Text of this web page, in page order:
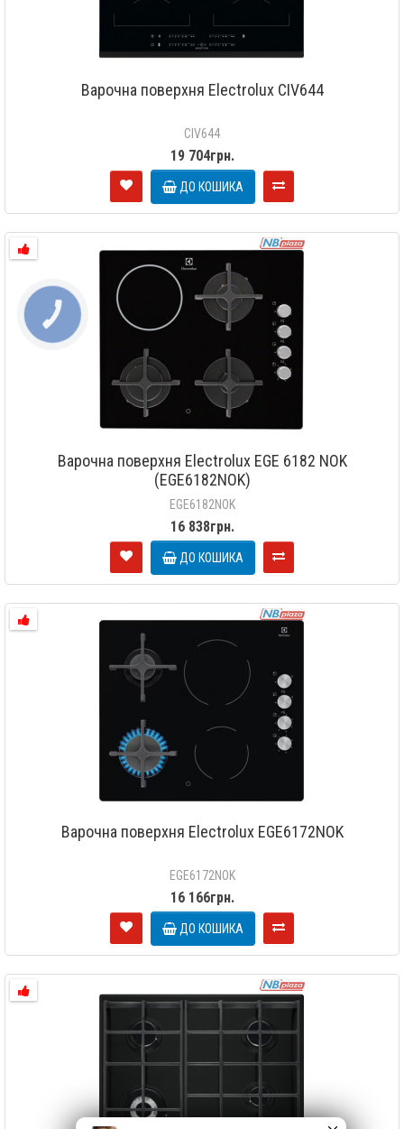
Варочна поверхня Electrolux CIV644
CIV644
19 704грн.
ДО КОШИКА
Варочна поверхня Electrolux EGE 6182 NOK
(EGE6182NOK)
EGE6182NOK
16 838грн.
ДО КОШИКА
Варочна поверхня Electrolux EGE6172NOK
EGE6172NOK
16 166грн.
ДО КОШИКА